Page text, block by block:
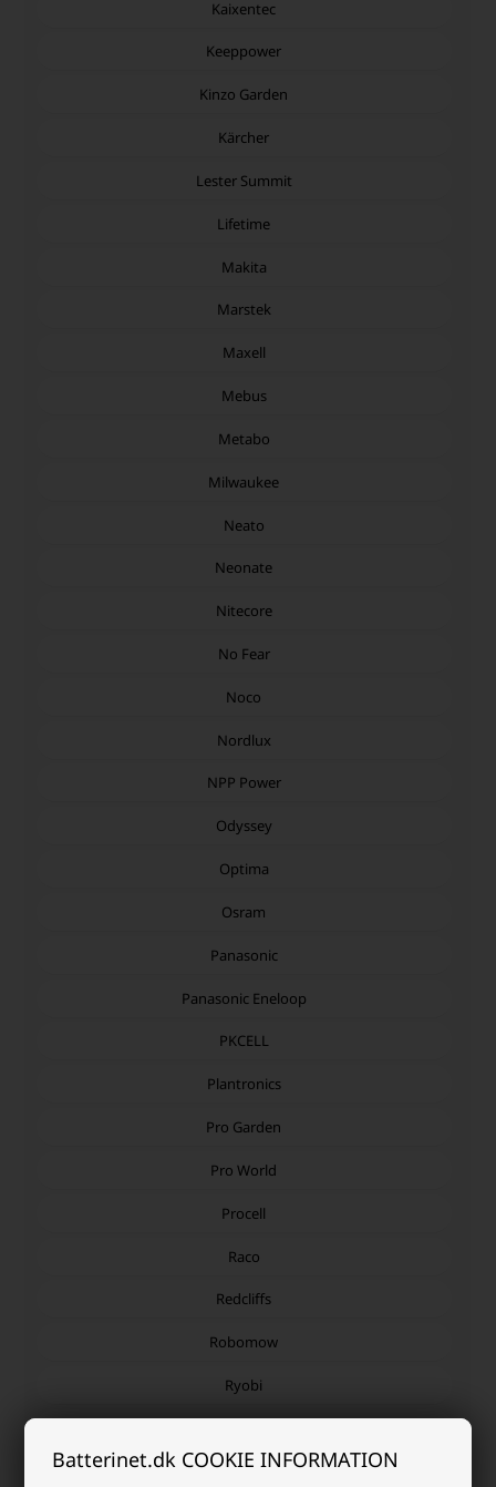
Batterinet.dk COOKIE INFORMATION
Kaixentec
Keeppower
Kinzo Garden
Kärcher
Lester Summit
Lifetime
Makita
Marstek
Maxell
Mebus
Metabo
Milwaukee
Neato
Neonate
Nitecore
No Fear
Noco
Nordlux
NPP Power
Odyssey
Optima
Osram
Panasonic
Panasonic Eneloop
PKCELL
Plantronics
Pro Garden
Pro World
Procell
Raco
Redcliffs
Robomow
Ryobi
Samsung